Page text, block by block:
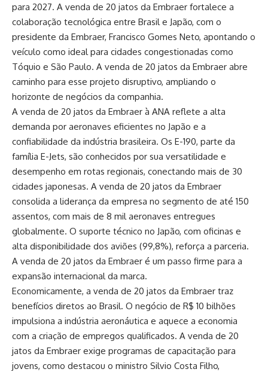
para 2027. A venda de 20 jatos da Embraer fortalece a
colaboração tecnológica entre Brasil e Japão, com o
presidente da Embraer, Francisco Gomes Neto, apontando o
veículo como ideal para cidades congestionadas como
Tóquio e São Paulo. A venda de 20 jatos da Embraer abre
caminho para esse projeto disruptivo, ampliando o
horizonte de negócios da companhia.
A venda de 20 jatos da Embraer à ANA reflete a alta
demanda por aeronaves eficientes no Japão e a
confiabilidade da indústria brasileira. Os E-190, parte da
família E-Jets, são conhecidos por sua versatilidade e
desempenho em rotas regionais, conectando mais de 30
cidades japonesas. A venda de 20 jatos da Embraer
consolida a liderança da empresa no segmento de até 150
assentos, com mais de 8 mil aeronaves entregues
globalmente. O suporte técnico no Japão, com oficinas e
alta disponibilidade dos aviões (99,8%), reforça a parceria.
A venda de 20 jatos da Embraer é um passo firme para a
expansão internacional da marca.
Economicamente, a venda de 20 jatos da Embraer traz
benefícios diretos ao Brasil. O negócio de R$ 10 bilhões
impulsiona a indústria aeronáutica e aquece a economia
com a criação de empregos qualificados. A venda de 20
jatos da Embraer exige programas de capacitação para
jovens, como destacou o ministro Silvio Costa Filho,